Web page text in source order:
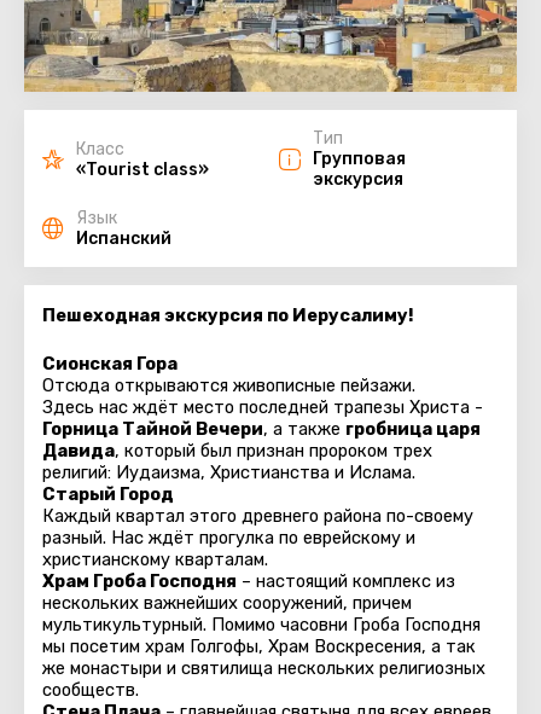
Класс
«Tourist class»
Тип
Групповая
экскурсия
Язык
Испанский
Пешеходная экскурсия по Иерусалиму!
Сионская Гора
Отсюда открываются живописные пейзажи.
Здесь нас ждёт место последней трапезы Христа -
Горница Тайной Вечери, а также гробница царя
Давида, который был признан пророком трех
религий: Иудаизма, Христианства и Ислама.
Старый Город
Каждый квартал этого древнего района по-своему
разный. Нас ждёт прогулка по еврейскому и
христианскому кварталам.
Храм Гроба Господня – настоящий комплекс из
нескольких важнейших сооружений, причем
мультикультурный. Помимо часовни Гроба Господня
мы посетим храм Голгофы, Храм Воскресения, а так
же монастыри и святилища нескольких религиозных
сообществ.